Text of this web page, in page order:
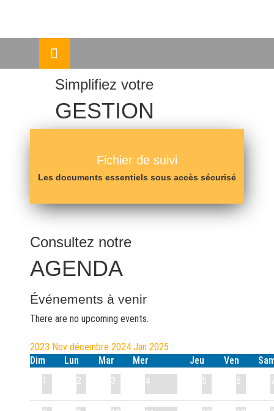
Simplifiez votre
GESTION
Fichier de suivi
Les documents essentiels sous accès sécurisé
Consultez notre
AGENDA
Événements à venir
There are no upcoming events.
2023 Nov décembre 2024 Jan 2025
Dim
Lun Mar Mer Jeu Ven
1
2 3 4 5 6